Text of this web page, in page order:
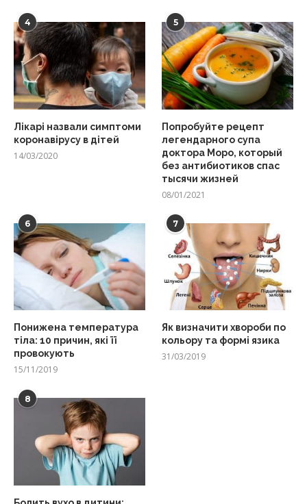
4
Лікарі назвали симптоми
коронавірусу в дітей
14/03/2020
5
Попробуйте рецепт
легендарного супа
доктора Моро, который
без антибиотиков спас
тысячи жизней
08/01/2021
6
Понижена температура
тіла: 10 причин, які її
провокують
15/11/2019
7
Як визначити хвороби по
кольору та формі язика
31/03/2019
8